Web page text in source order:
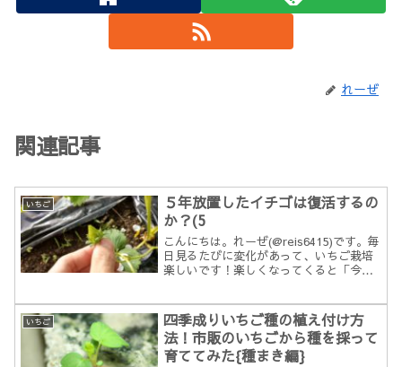
れーぜ
関連記事
いちご
５年放置したイチゴは復活するの
か？(5
こんにちは。れーぜ(@reis6415)です。毎
日見るたびに変化があって、いちご栽培
楽しいです！楽しくなってくると「今日
書いていきます。実が大きくなってきま
したいよいよ...
いちご
四季成りいちご種の植え付け方
法！市販のいちごから種を採って
育ててみた{種まき編}